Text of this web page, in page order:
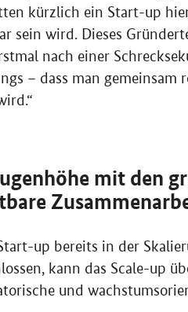
kürzlich ein Start-up
sein wird. Dieses
nach einer
– dass man
mit den
up bereits in der
kann das Scale-up
und